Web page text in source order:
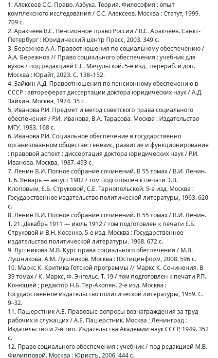
1. Алексеев С.С. Право. Азбука. Теория. Философия : опыт
комплексного исследования / С.С. Алексеев. Москва : Статут, 1999.
709 с.
2. Аракчеев В.С. Пенсионное право России / В.С. Аракчеев. Санкт-
Петербург : Юридический центр Пресс, 2003. 349 с.
3. Бережнов А.А. Правоотношения по социальному обеспечению /
А.А. Бережнов // Право социального обеспечения : учебник для
вузов / под редакцией Е.Е. Мачульской. 5-е изд., перераб. и доп.
Москва : Юрайт, 2023. С. 138–152.
4. Зайкин А.Д. Правоотношения по пенсионному обеспечению в
СССР : автореферат диссертации доктора юридических наук / А.Д.
Зайкин. Москва, 1974. 35 с.
5. Иванова Р.И. Предмет и метод советского права социального
обеспечения / Р.И. Иванова, В.А. Тарасова. Москва : Издательство
МГУ, 1983. 168 с.
6. Иванова Р.И. Социальное обеспечение в государственно
организованном обществе: генезис, развитие и функционирование
: правовой аспект : диссертация доктора юридических наук / Р.И.
Иванова. Москва, 1987. 493 с.
7. Ленин В.И. Полное собрание сочинений. В 55 томах / В.И. Ленин.
Т. 6. Январь — август 1902 / том подготовлен к печати Э.В.
Клоповым, Е.Б. Струковой, С.Е. Тарнопольской. 5-е изд. Москва :
Государственное издательство политической литературы, 1963. 620
с.
8. Ленин В.И. Полное собрание сочинений. В 55 томах / В.И. Ленин.
Т. 21. Декабрь 1911 — июль 1912 / том подготовлен к печати Е.Б.
Струковой и В.Н. Косенко. 5-е изд. Москва : Государственное
издательство политической литературы, 1968. 672 с.
9. Лушникова М.В. Курс права социального обеспечения / М.В.
Лушникова, А.М. Лушников. Москва : Юстицинформ, 2008. 596 с.
10. Маркс К. Критика Готской программы // Маркс К. Cочинения. В
39 томах / К. Маркс, Ф. Энгельс. Т. 19 / том подготовлен к печати Р.П.
Конюшей ; редактор Н.Б. Тер-Акопян. 2-е изд. Москва :
Государственное издательство политической литературы, 1959. С.
9–32.
11. Пашерстник А.Е. Правовые вопросы вознаграждения за труд
рабочих и служащих / А.Е. Пашерстник. Москва ; Ленинград :
Издательство и 2-я тип. Издательства Академии наук СССР, 1949. 352
с.
12. Право социального обеспечения : учебник / под редакцией М.В.
Филипповой. Москва : Юристъ, 2006. 444 с.